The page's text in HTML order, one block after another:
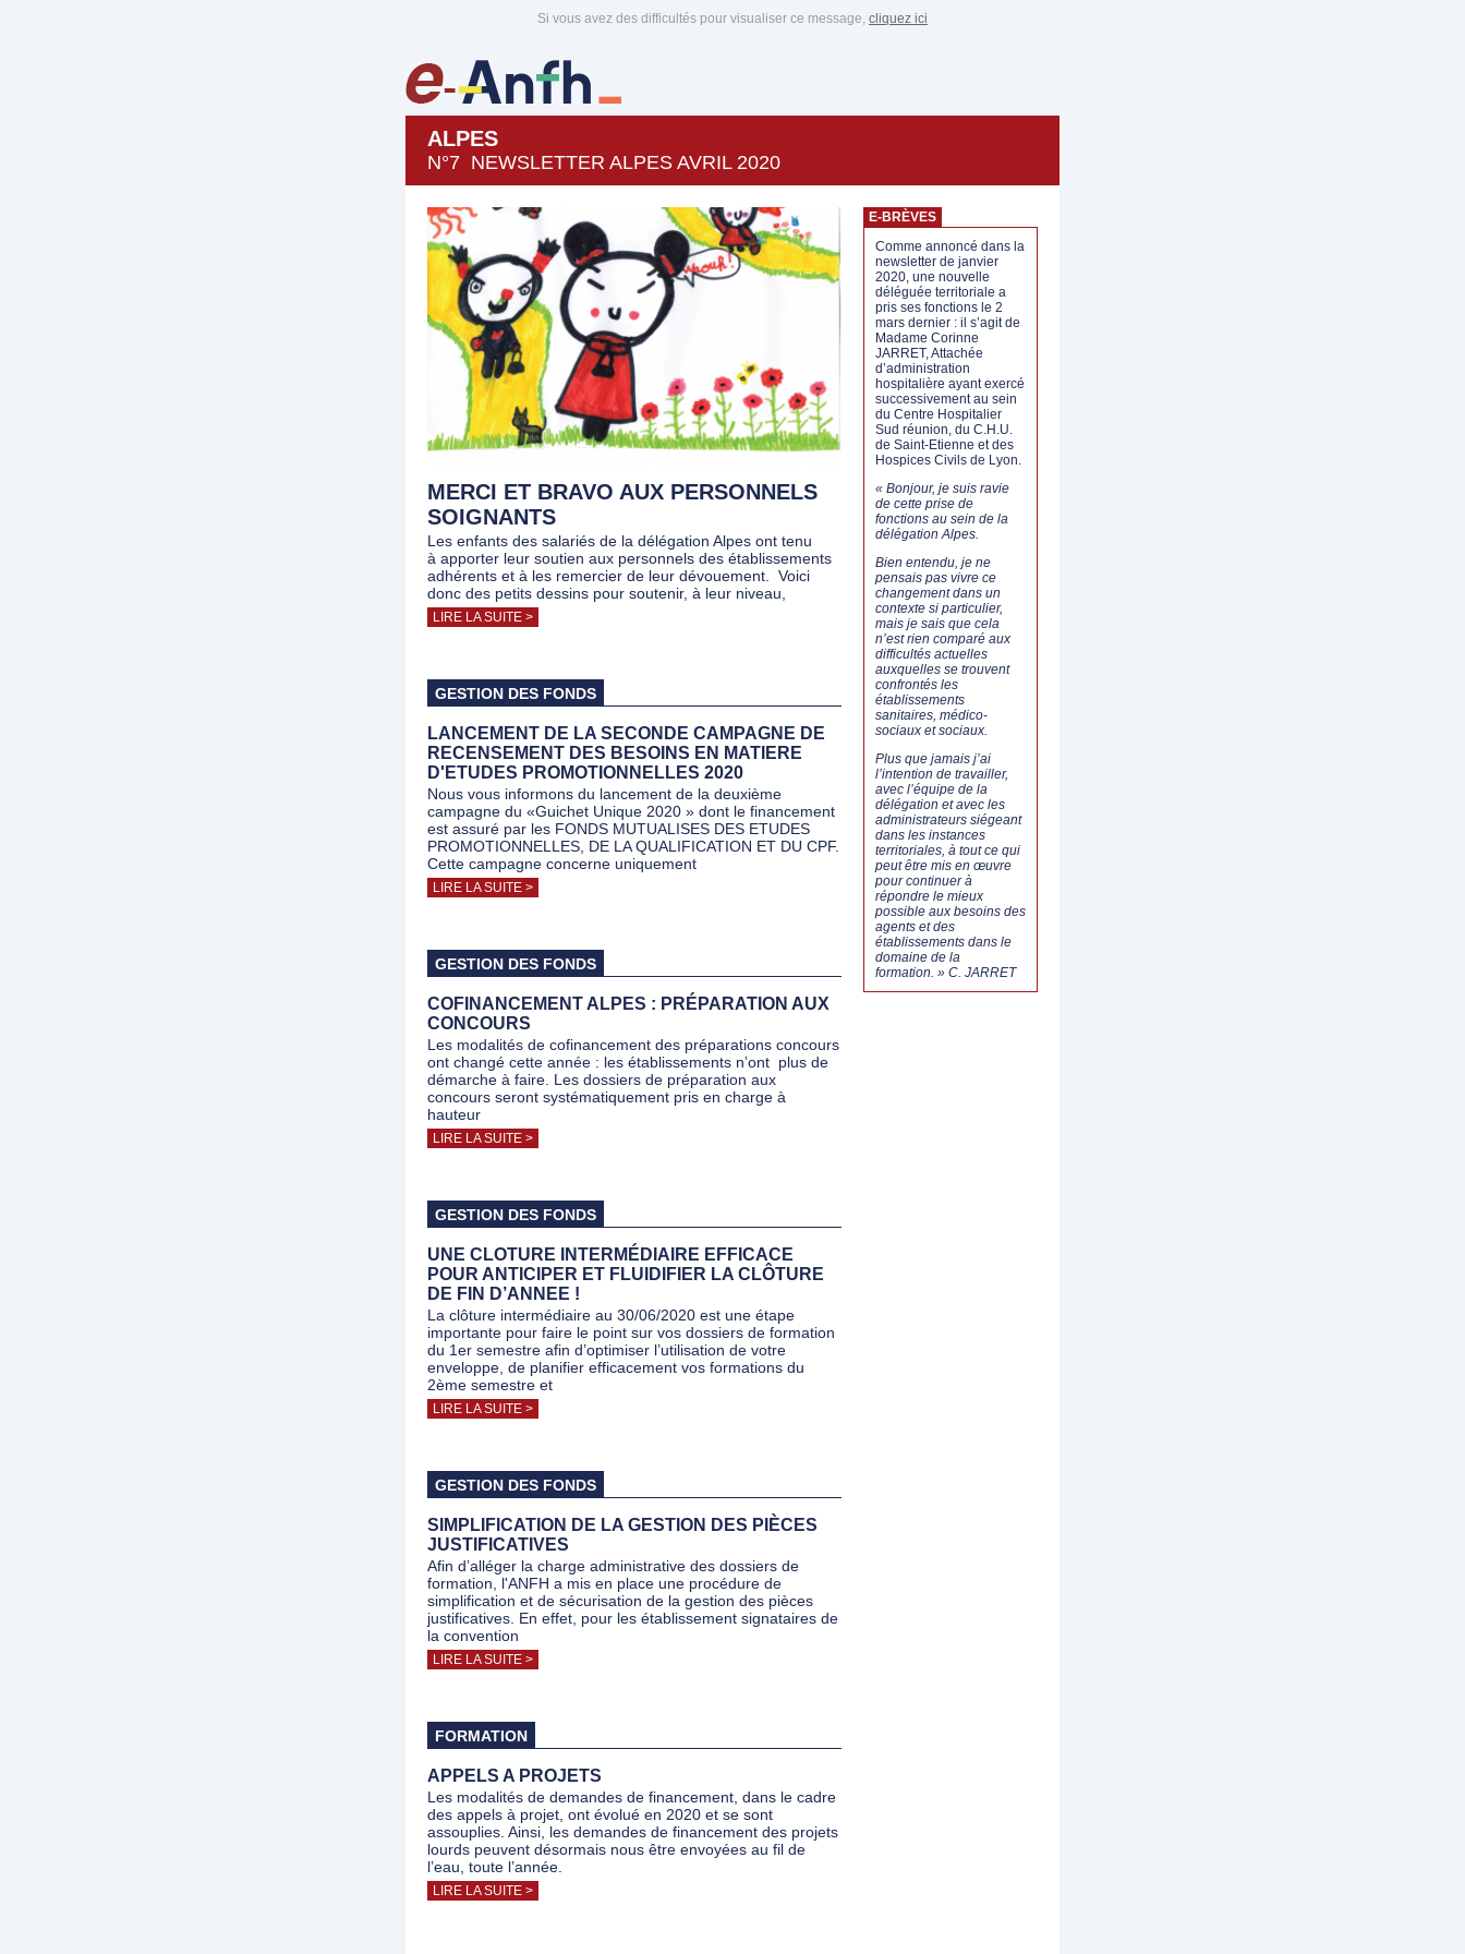
Si vous avez des difficultés pour visualiser ce message, cliquez ici
ALPES
N°7 NEWSLETTER ALPES AVRIL 2020
MERCI ET BRAVO AUX PERSONNELS
SOIGNANTS
Les enfants des salariés de la délégation Alpes ont tenu
à apporter leur soutien aux personnels des établissements
adhérents et à les remercier de leur dévouement. Voici
donc des petits dessins pour soutenir, à leur niveau,
LIRE LA SUITE >
GESTION DES FONDS
LANCEMENT DE LA SECONDE CAMPAGNE DE
RECENSEMENT DES BESOINS EN MATIERE
D'ETUDES PROMOTIONNELLES 2020
Nous vous informons du lancement de la deuxième
campagne du «Guichet Unique 2020 » dont le financement
est assuré par les FONDS MUTUALISES DES ETUDES
PROMOTIONNELLES, DE LA QUALIFICATION ET DU CPF.
Cette campagne concerne uniquement
LIRE LA SUITE >
GESTION DES FONDS
COFINANCEMENT ALPES : PRÉPARATION AUX
CONCOURS
Les modalités de cofinancement des préparations concours
ont changé cette année : les établissements n’ont plus de
démarche à faire. Les dossiers de préparation aux
concours seront systématiquement pris en charge à
hauteur
LIRE LA SUITE >
GESTION DES FONDS
UNE CLOTURE INTERMÉDIAIRE EFFICACE
POUR ANTICIPER ET FLUIDIFIER LA CLÔTURE
DE FIN D’ANNEE !
La clôture intermédiaire au 30/06/2020 est une étape
importante pour faire le point sur vos dossiers de formation
du 1er semestre afin d’optimiser l’utilisation de votre
enveloppe, de planifier efficacement vos formations du
2ème semestre et
LIRE LA SUITE >
GESTION DES FONDS
SIMPLIFICATION DE LA GESTION DES PIÈCES
JUSTIFICATIVES
Afin d’alléger la charge administrative des dossiers de
formation, l'ANFH a mis en place une procédure de
simplification et de sécurisation de la gestion des pièces
justificatives. En effet, pour les établissement signataires de
la convention
LIRE LA SUITE >
FORMATION
APPELS A PROJETS
Les modalités de demandes de financement, dans le cadre
des appels à projet, ont évolué en 2020 et se sont
assouplies. Ainsi, les demandes de financement des projets
lourds peuvent désormais nous être envoyées au fil de
l’eau, toute l’année.
LIRE LA SUITE >
E-BRÈVES
Comme annoncé dans la
newsletter de janvier
2020, une nouvelle
déléguée territoriale a
pris ses fonctions le 2
mars dernier : il s’agit de
Madame Corinne
JARRET, Attachée
d’administration
hospitalière ayant exercé
successivement au sein
du Centre Hospitalier
Sud réunion, du C.H.U.
de Saint-Etienne et des
Hospices Civils de Lyon.
« Bonjour, je suis ravie
de cette prise de
fonctions au sein de la
délégation Alpes.
Bien entendu, je ne
pensais pas vivre ce
changement dans un
contexte si particulier,
mais je sais que cela
n’est rien comparé aux
difficultés actuelles
auxquelles se trouvent
confrontés les
établissements
sanitaires, médico-
sociaux et sociaux.
Plus que jamais j’ai
l’intention de travailler,
avec l’équipe de la
délégation et avec les
administrateurs siégeant
dans les instances
territoriales, à tout ce qui
peut être mis en œuvre
pour continuer à
répondre le mieux
possible aux besoins des
agents et des
établissements dans le
domaine de la
formation. » C. JARRET